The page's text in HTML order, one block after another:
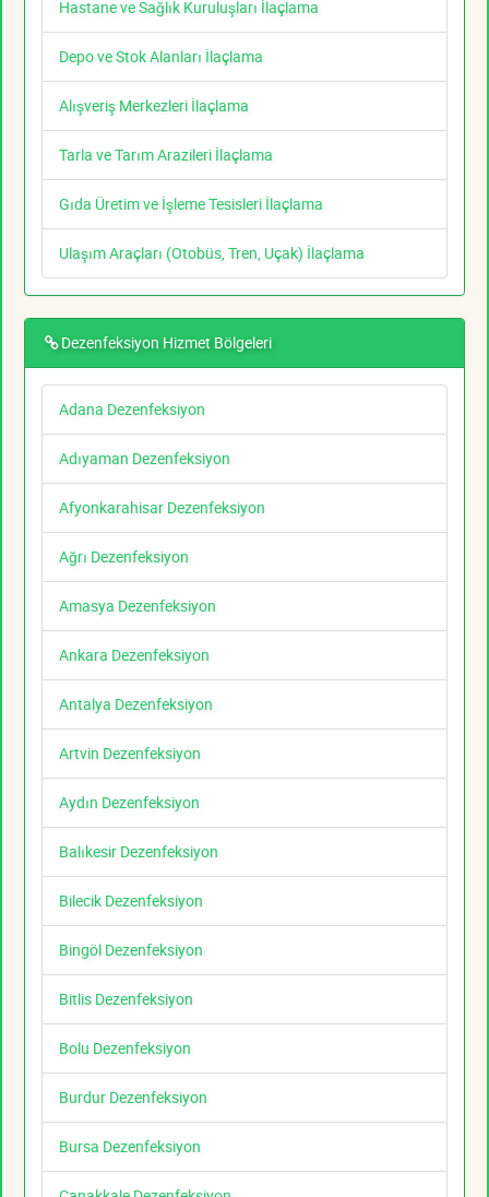
Hastane ve Sağlık Kuruluşları İlaçlama
Depo ve Stok Alanları İlaçlama
Alışveriş Merkezleri İlaçlama
Tarla ve Tarım Arazileri İlaçlama
Gıda Üretim ve İşleme Tesisleri İlaçlama
Ulaşım Araçları (Otobüs, Tren, Uçak) İlaçlama
Dezenfeksiyon Hizmet Bölgeleri
Adana Dezenfeksiyon
Adıyaman Dezenfeksiyon
Afyonkarahisar Dezenfeksiyon
Ağrı Dezenfeksiyon
Amasya Dezenfeksiyon
Ankara Dezenfeksiyon
Antalya Dezenfeksiyon
Artvin Dezenfeksiyon
Aydın Dezenfeksiyon
Balıkesir Dezenfeksiyon
Bilecik Dezenfeksiyon
Bingöl Dezenfeksiyon
Bitlis Dezenfeksiyon
Bolu Dezenfeksiyon
Burdur Dezenfeksiyon
Bursa Dezenfeksiyon